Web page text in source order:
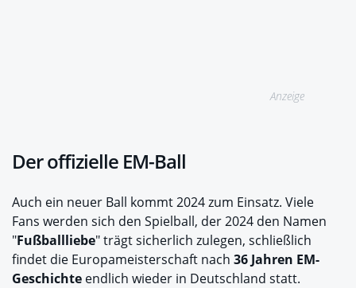
Anzeige
Der offizielle EM-Ball
Auch ein neuer Ball kommt 2024 zum Einsatz. Viele
Fans werden sich den Spielball, der 2024 den Namen
"Fußballliebe" trägt sicherlich zulegen, schließlich
findet die Europameisterschaft nach 36 Jahren EM-
Geschichte endlich wieder in Deutschland statt.